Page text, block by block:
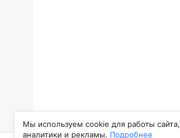
Мы используем cookie для работы сайта,
аналитики и рекламы. Подробнее